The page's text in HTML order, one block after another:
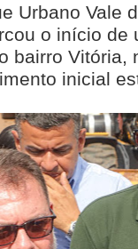
Urbano Vale
o início de
bairro Vitória,
inicial